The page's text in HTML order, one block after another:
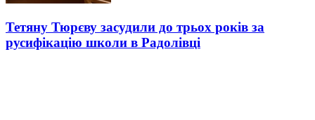
Тетяну Тюрєву засудили до трьох років за
русифікацію школи в Радолівці